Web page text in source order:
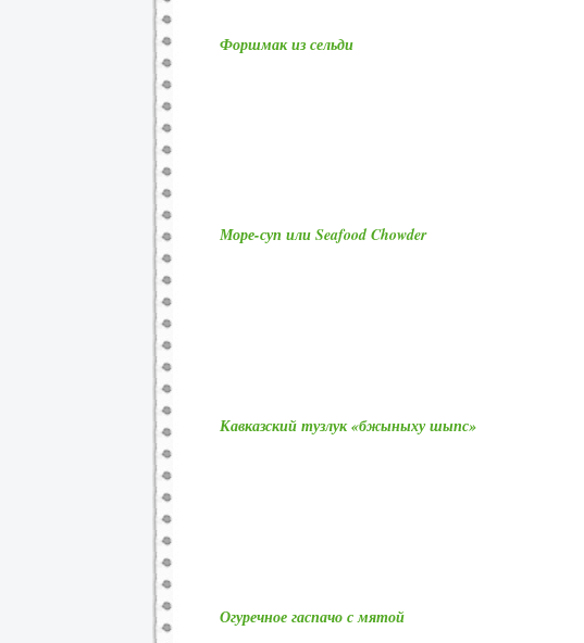
Форшмак из сельди
Море-суп или Seafood Chowder
Кавказский тузлук «бжыныху шыпс»
Огуречное гаспачо с мятой